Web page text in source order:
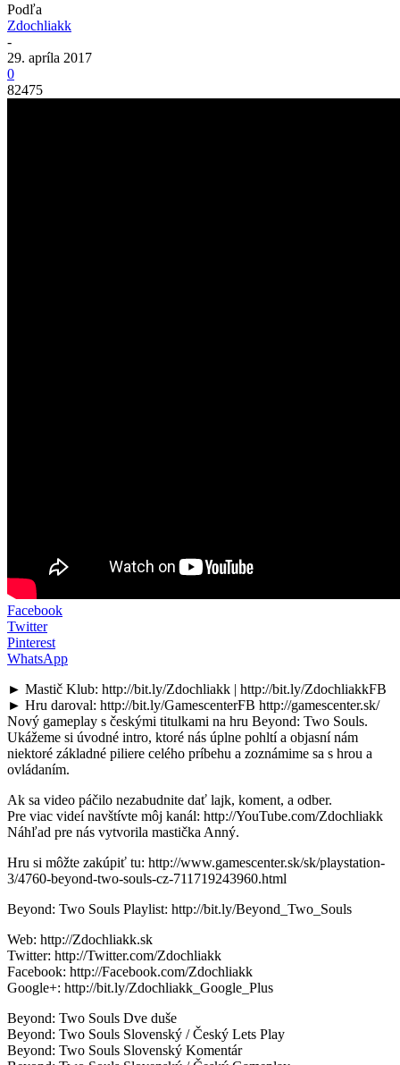
Podľa
Zdochliakk
-
29. apríla 2017
0
82475
Facebook
Twitter
Pinterest
WhatsApp
► Mastič Klub: http://bit.ly/Zdochliakk | http://bit.ly/ZdochliakkFB
► Hru daroval: http://bit.ly/GamescenterFB http://gamescenter.sk/
Nový gameplay s českými titulkami na hru Beyond: Two Souls.
Ukážeme si úvodné intro, ktoré nás úplne pohltí a objasní nám
niektoré základné piliere celého príbehu a zoznámime sa s hrou a
ovládaním.
Ak sa video páčilo nezabudnite dať lajk, koment, a odber.
Pre viac videí navštívte môj kanál: http://YouTube.com/Zdochliakk
Náhľad pre nás vytvorila mastička Anný.
Hru si môžte zakúpiť tu: http://www.gamescenter.sk/sk/playstation-
3/4760-beyond-two-souls-cz-711719243960.html
Beyond: Two Souls Playlist: http://bit.ly/Beyond_Two_Souls
Web: http://Zdochliakk.sk
Twitter: http://Twitter.com/Zdochliakk
Facebook: http://Facebook.com/Zdochliakk
Google+: http://bit.ly/Zdochliakk_Google_Plus
Beyond: Two Souls Dve duše
Beyond: Two Souls Slovenský / Český Lets Play
Beyond: Two Souls Slovenský Komentár